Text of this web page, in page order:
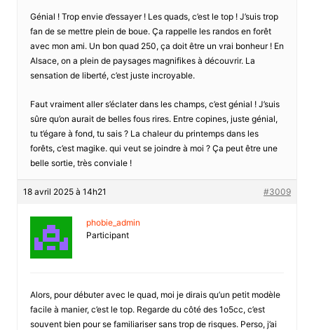
Génial ! Trop envie d’essayer ! Les quads, c’est le top ! J’suis trop
fan de se mettre plein de boue. Ça rappelle les randos en forêt
avec mon ami. Un bon quad 250, ça doit être un vrai bonheur ! En
Alsace, on a plein de paysages magnifikes à découvrir. La
sensation de liberté, c’est juste incroyable.
Faut vraiment aller s’éclater dans les champs, c’est génial ! J’suis
sûre qu’on aurait de belles fous rires. Entre copines, juste génial,
tu t’égare à fond, tu sais ? La chaleur du printemps dans les
forêts, c’est magike. qui veut se joindre à moi ? Ça peut être une
belle sortie, très conviale !
18 avril 2025 à 14h21 #3009
phobie_admin
Participant
Alors, pour débuter avec le quad, moi je dirais qu’un petit modèle
facile à manier, c’est le top. Regarde du côté des 1o5cc, c’est
souvent bien pour se familiariser sans trop de risques. Perso, j’ai